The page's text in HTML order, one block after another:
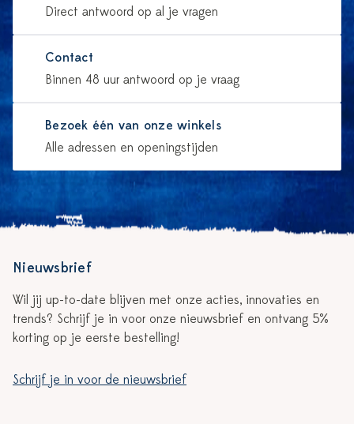
Direct antwoord op al je vragen
Contact
Binnen 48 uur antwoord op je vraag
Bezoek één van onze winkels
Alle adressen en openingstijden
Nieuwsbrief
Wil jij up-to-date blijven met onze acties, innovaties en
trends? Schrijf je in voor onze nieuwsbrief en ontvang 5%
korting op je eerste bestelling!
Schrijf je in voor de nieuwsbrief